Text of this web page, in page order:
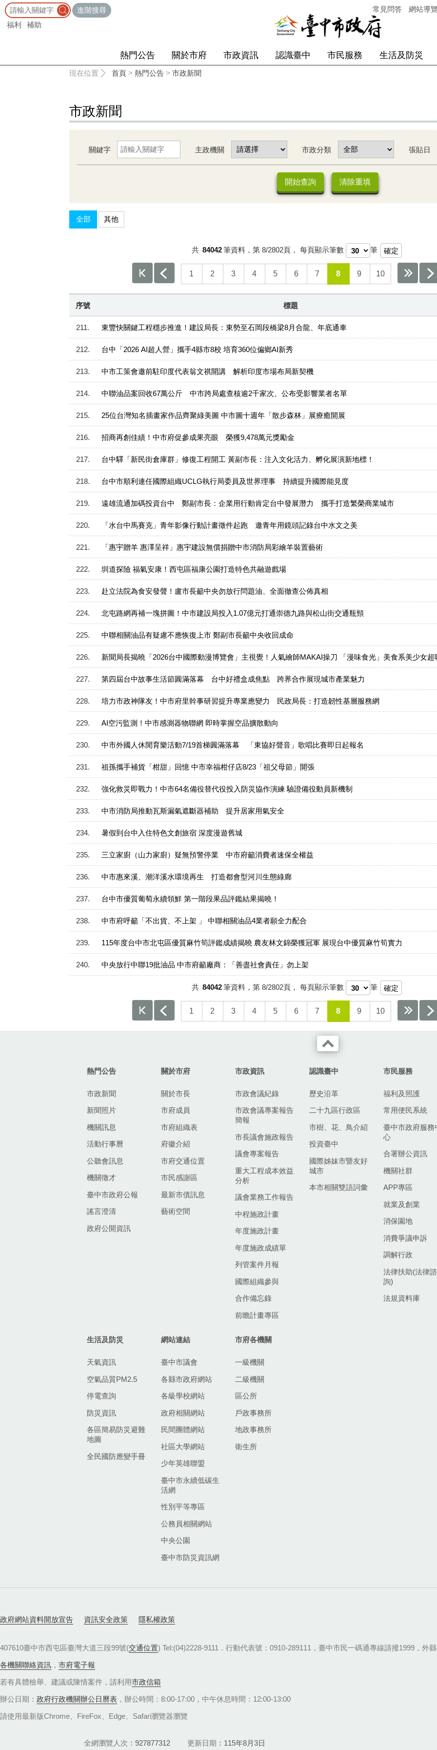
進階搜尋
福利
補助
常見問答 網站導
熱門公告 關於市府 市政資訊 認識臺中 市民服務 生活及防災
現在位置 首頁 > 熱門公告 > 市政新聞
市政新聞
關鍵字 主政機關 市政分類 張貼日
全部 其他
共 84042筆資料，第 8/2802頁， 每頁顯示筆數 筆
1 2 3 4 5 6 7 8 9 10
序號 標題
211 東豐快關鍵工程穩步推進！建設局長：東勢至石岡段橋梁8月合龍、年底通車
212 台中「2026 AI超人營」攜手4縣市8校 培育360位偏鄉AI新秀
213 中市工策會邀前駐印度代表翁文祺開講 解析印度市場布局新契機
214 中聯油品案回收67萬公斤 中市跨局處查核逾2千家次、公布受影響業者名單
215 25位台灣知名插畫家作品齊聚綠美圖 中市圖十週年「散步森林」展療癒開展
216 招商再創佳績！中市府促參成果亮眼 榮獲9,478萬元獎勵金
217 台中驛「新民街倉庫群」修復工程開工 黃副市長：注入文化活力、孵化展演新地標！
218 台中市順利連任國際組織UCLG執行局委員及世界理事 持續提升國際能見度
219 遠雄流通加碼投資台中 鄭副市長：企業用行動肯定台中發展潛力 攜手打造繁榮商業城市
220 「水台中馬賽克」青年影像行動計畫徵件起跑 邀青年用鏡頭記錄台中水文之美
221 「惠宇贈羊 惠澤呈祥」惠宇建設無償捐贈中市消防局彩繪羊裝置藝術
222 圳道探險 福氣安康！西屯區福康公園打造特色共融遊戲場
223 赴立法院為食安發聲！盧市長籲中央勿放行問題油、全面徹查公佈真相
224 北屯路網再補一塊拼圖！中市建設局投入1.07億元打通崇德九路與松山街交通瓶頸
225 中聯相關油品有疑慮不應恢復上市 鄭副市長籲中央收回成命
226 新聞局長揭曉「2026台中國際動漫博覽會」主視覺！人氣繪師MAKAI操刀 「漫味食光」美食系美少女超
227 第四屆台中故事生活節圓滿落幕 台中好禮盒成焦點 跨界合作展現城市產業魅力
228 培力市政神隊友！中市府里幹事研習提升專業應變力 民政局長：打造韌性基層服務網
229 AI空污監測！中市感測器物聯網 即時掌握空品擴散動向
230 中市外國人休閒育樂活動7/19首梯圓滿落幕 「東協好聲音」歌唱比賽即日起報名
231 祖孫攜手補貨「柑甜」回憶 中市幸福柑仔店8/23「祖父母節」開張
232 強化救災即戰力！中市64名備役替代役投入防災協作演練 驗證備役動員新機制
233 中市消防局推動瓦斯漏氣遮斷器補助 提升居家用氣安全
234 暑假到台中入住特色文創旅宿 深度漫遊舊城
235 三立家廚（山力家廚）疑無預警停業 中市府籲消費者速保全權益
236 中市惠來溪、潮洋溪水環境再生 打造都會型河川生態綠廊
237 台中市優質葡萄永續領鮮 第一階段果品評鑑結果揭曉！
238 中市府呼籲「不出貨、不上架 」 中聯相關油品4業者願全力配合
239 115年度台中市北屯區優質麻竹筍評鑑成績揭曉 農友林文錦榮獲冠軍 展現台中優質麻竹筍實力
240 中央放行中聯19批油品 中市府籲廠商：「善盡社會責任」勿上架
共 84042筆資料，第 8/2802頁， 每頁顯示筆數 筆
1 2 3 4 5 6 7 8 9 10
熱門公告
市政新聞
新聞照片
機關訊息
活動行事曆
公聽會訊息
機關徵才
臺中市政府公報
謠言澄清
政府公開資訊
關於市府
關於市長
市府成員
市府組織表
府徽介紹
市府交通位置
市民感謝區
最新市債訊息
藝術空間
市政資訊
市政會議紀錄
市政會議專案報告
簡報
市長議會施政報告
議會專案報告
重大工程成本效益
分析
議會業務工作報告
中程施政計畫
年度施政計畫
年度施政成績單
列管案件月報
國際組織參與
合作備忘錄
前瞻計畫專區
認識臺中
歷史沿革
二十九區行政區
市樹、花、鳥介紹
投資臺中
國際姊妹市暨友好
城市
本市相關雙語詞彙
市民服務
福利及照護
常用便民系統
臺中市政府服務
心
合署辦公資訊
機關社群
APP專區
就業及創業
消保園地
消費爭議申訴
調解行政
法律扶助(法律諮
詢)
法規資料庫
生活及防災
天氣資訊
空氣品質PM2.5
停電查詢
防災資訊
各區簡易防災避難
地圖
全民國防應變手冊
網站連結
臺中市議會
各縣市政府網站
各級學校網站
政府相關網站
民間團體網站
社區大學網站
少年英雄聯盟
臺中市永續低碳生
活網
性別平等專區
公務員相關網站
中央公園
臺中市防災資訊網
市府各機關
一級機關
二級機關
區公所
戶政事務所
地政事務所
衛生所
政府網站資料開放宣告 資訊安全政策 隱私權政策
407610臺中市西屯區臺灣大道三段99號(交通位置) Tel:(04)2228-9111．行動代表號：0910-289111，臺中市民一碼通專線請撥1999，外
各機關聯絡資訊 ， 市府電子報
若有具體檢舉、建議或陳情案件，請利用市政信箱
辦公日期： 政府行政機關辦公日曆表 ，辦公時間：8:00-17:00，中午休息時間：12:00-13:00
請使用最新版Chrome、FireFox、Edge、Safari瀏覽器瀏覽
全網瀏覽人次 927877312 更新日期 115年8月3日